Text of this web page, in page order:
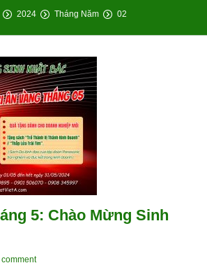
2024 Tháng Năm 02
5: Chào Mừng Sinh